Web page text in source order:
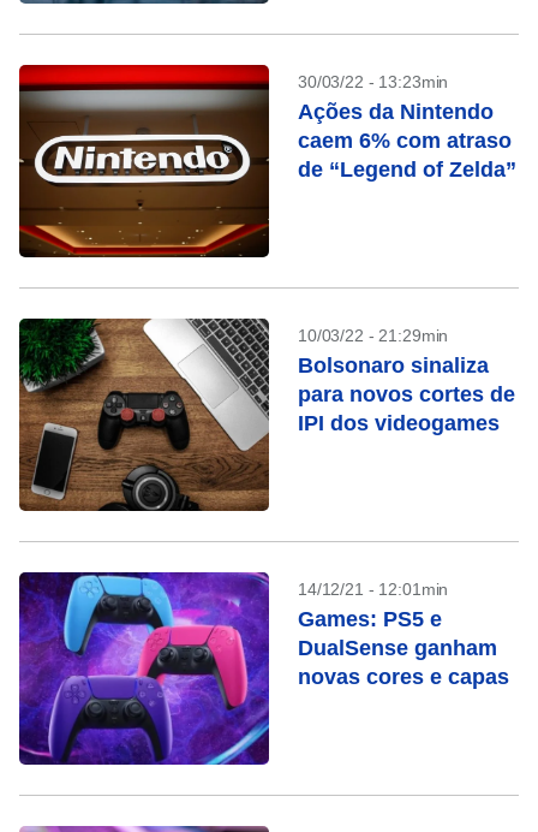
30/03/22 - 13:23min
Ações da Nintendo
caem 6% com atraso
de “Legend of Zelda”
10/03/22 - 21:29min
Bolsonaro sinaliza
para novos cortes de
IPI dos videogames
14/12/21 - 12:01min
Games: PS5 e
DualSense ganham
novas cores e capas